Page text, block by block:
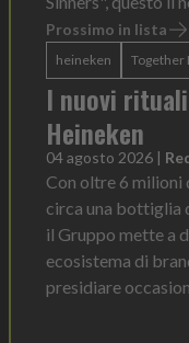
Prossimo in lista
heineken Together
I nuovi
Heineken
04 agosto 2026 |
Con oltre 6
circa una bottiglia
il Gruppo mette a
ecosistema di
presidiare